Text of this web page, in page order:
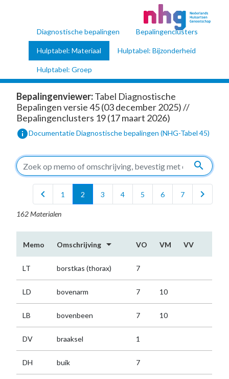
Diagnostische bepalingen Bepalingenclusters
Hulptabel: Materiaal Hulptabel: Bijzonderheid
Hulptabel: Groep
Bepalingenviewer:Tabel Diagnostische
Bepalingen versie 45 (03 december 2025) //
Bepalingenclusters 19 (17 maart 2026)
infoDocumentatie Diagnostische bepalingen (NHG-Tabel 45)
search
chevron_left 1 2 3 4 5 6 7 chevron_right
162 Materialen
Memo Omschrijving arrow_drop_down VO VM VV
LT borstkas (thorax) 7
LD bovenarm 7 10
LB bovenbeen 7 10
DV braaksel 1
DH buik 7